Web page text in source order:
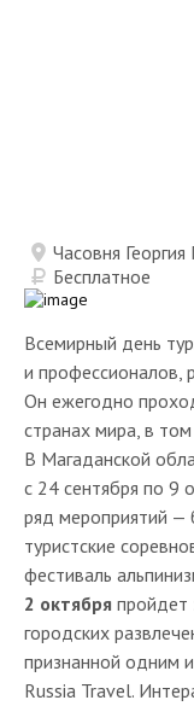
Всемирный день
и профессионалов,
Он ежегодно
странах мира, в
В Магаданской
с 24 сентября по 9
ряд мероприятий —
туристские
фестиваль
2 октября пройдет
городских
признанной одним
Russia Travel.
Часовня
Бесплатное